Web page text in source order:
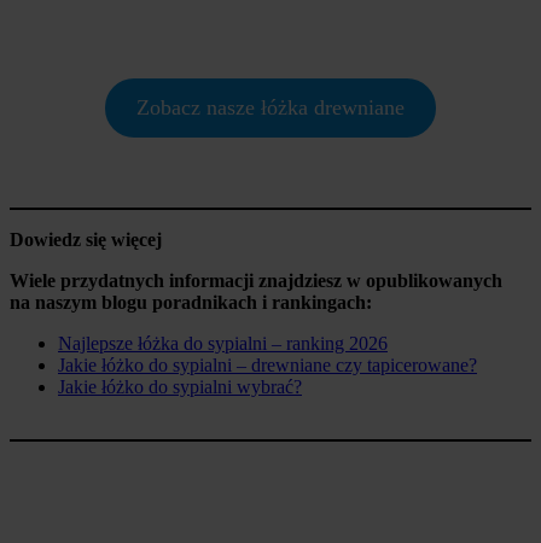
Zobacz nasze łóżka drewniane
Dowiedz się więcej
Wiele przydatnych informacji znajdziesz w opublikowanych
na naszym blogu poradnikach i rankingach:
Najlepsze łóżka do sypialni – ranking 2026
Jakie łóżko do sypialni – drewniane czy tapicerowane?
Jakie łóżko do sypialni wybrać?